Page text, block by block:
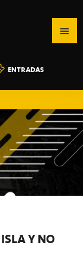
ENTRADAS
Y NO